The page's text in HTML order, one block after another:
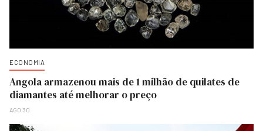
ECONOMIA
Angola armazenou mais de 1 milhão de quilates de
diamantes até melhorar o preço
AGO 30